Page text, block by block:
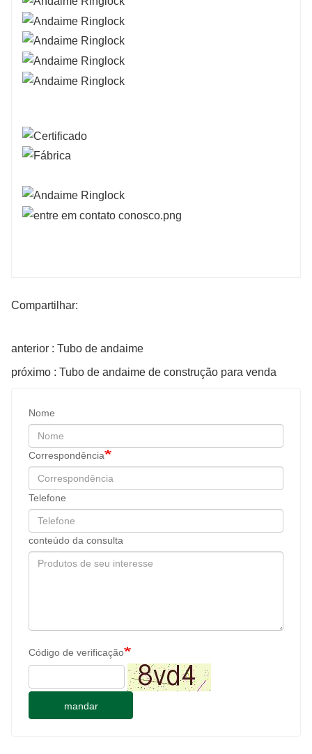
Compartilhar:
anterior : Tubo de andaime
próximo : Tubo de andaime de construção para venda
Nome
Correspondência
Telefone
conteúdo da consulta
Código de verificação
mandar